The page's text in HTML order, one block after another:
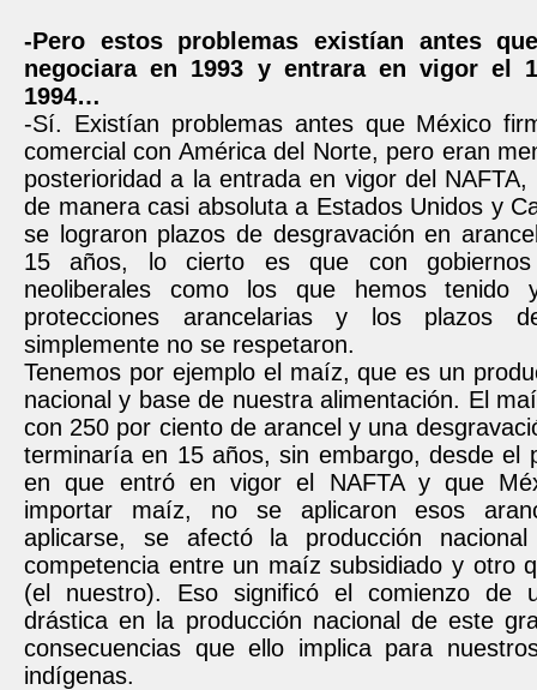
-Pero estos problemas existían antes
negociara en 1993 y entrara en vigor el
1994…
-Sí. Existían problemas antes que México
comercial con América del Norte, pero eran
posterioridad a la entrada en vigor del
de manera casi absoluta a Estados Unidos y
se lograron plazos de desgravación en
15 años, lo cierto es que con gobiernos
neoliberales como los que hemos tenido
protecciones arancelarias y los plazos
simplemente no se respetaron.
Tenemos por ejemplo el maíz, que es un
nacional y base de nuestra alimentación. El
con 250 por ciento de arancel y una
terminaría en 15 años, sin embargo, desde el
en que entró en vigor el NAFTA y que
importar maíz, no se aplicaron esos
aplicarse, se afectó la producción
competencia entre un maíz subsidiado y otro
(el nuestro). Eso significó el comienzo de
drástica en la producción nacional de este
consecuencias que ello implica para
indígenas.